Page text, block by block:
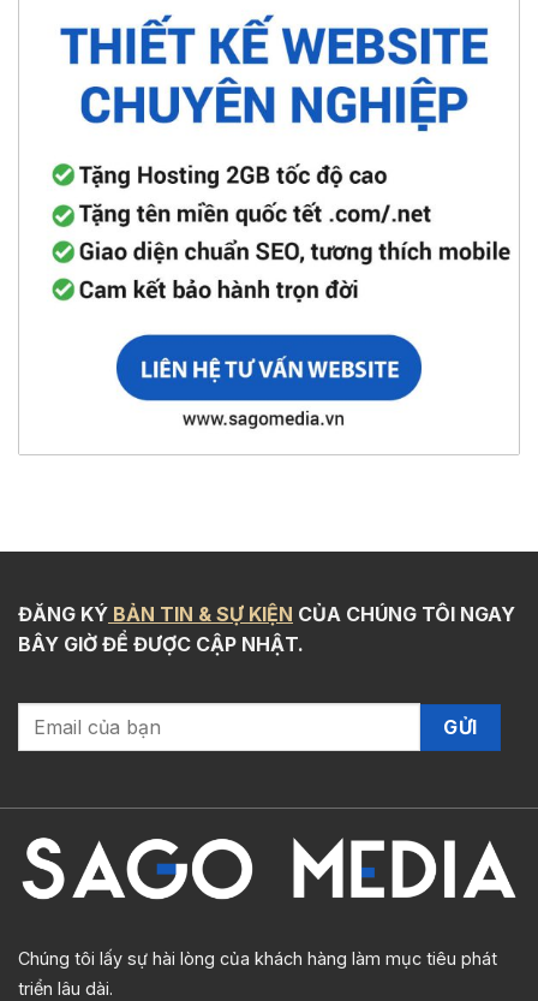
ĐĂNG KÝ BẢN TIN & SỰ KIỆN CỦA CHÚNG TÔI NGAY
BÂY GIỜ ĐỂ ĐƯỢC CẬP NHẬT.
Chúng tôi lấy sự hài lòng của khách hàng làm mục tiêu phát
triển lâu dài.